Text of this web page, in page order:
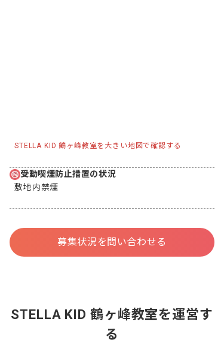
STELLA KID 鶴ヶ峰教室を大きい地図で確認する
受動喫煙防止措置の状況
敷地内禁煙
募集状況を問い合わせる
STELLA KID 鶴ヶ峰教室を運営す
る